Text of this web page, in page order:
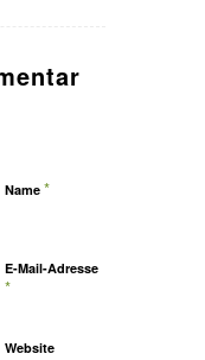
Name *
E-Mail-Adresse
*
Website